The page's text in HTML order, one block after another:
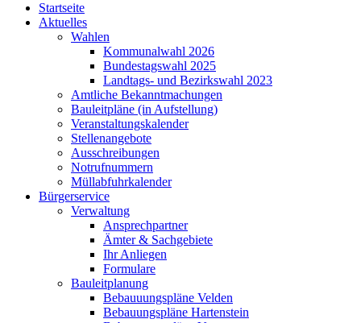
Startseite
Aktuelles
Wahlen
Kommunalwahl 2026
Bundestagswahl 2025
Landtags- und Bezirkswahl 2023
Amtliche Bekanntmachungen
Bauleitpläne (in Aufstellung)
Veranstaltungskalender
Stellenangebote
Ausschreibungen
Notrufnummern
Müllabfuhrkalender
Bürgerservice
Verwaltung
Ansprechpartner
Ämter & Sachgebiete
Ihr Anliegen
Formulare
Bauleitplanung
Bebauuungspläne Velden
Bebauungspläne Hartenstein